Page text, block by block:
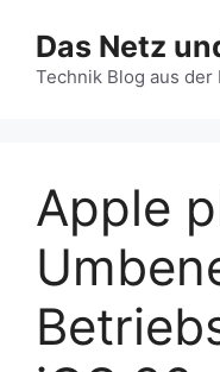
Inhalt
springen
Das Netz
Technik Blog aus der
Apple